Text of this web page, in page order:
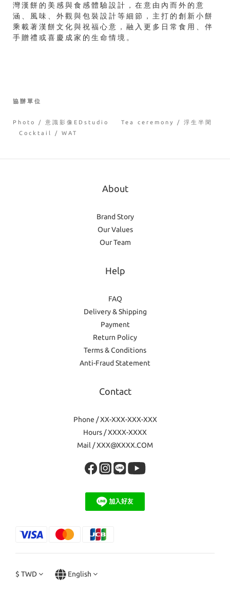
灣漢餅的美感與食感體驗設計，在意由內而外的意
涵、風味、外觀與包裝設計等細節，主打的創新小餅
乘載著漢餅文化與祝福心意，融入更多日常食用、伴
手贈禮或喜慶成家的生命情境。
協辦單位
Photo / 意識影像EDstudio Tea ceremony / 浮生半閑
Cocktail
/ WAT
About
Brand Story
Our Values
Our Team
Help
FAQ
Delivery & Shipping
Payment
Return Policy
Terms & Conditions
Anti-Fraud Statement
Contact
Phone / XX-XXX-XXX-XXX
Hours / XXXX-XXXX
Mail / XXX@XXXX.COM
$ TWD English